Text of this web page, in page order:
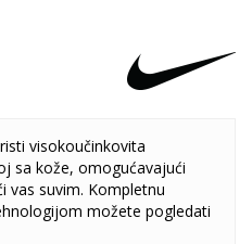
visokoučinkovita
sa kože, omogućavajući
vas suvim. Kompletnu
možete pogledati